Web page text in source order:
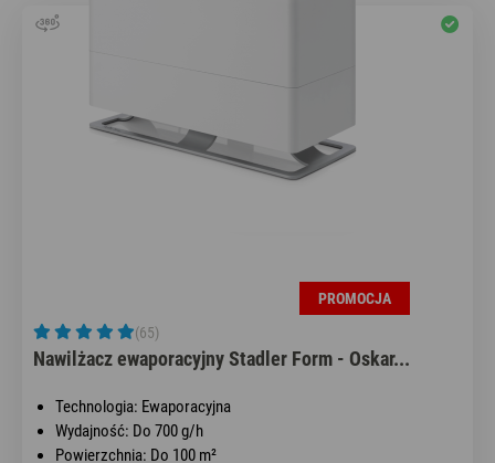
PROMOCJA
(65)
Nawilżacz ewaporacyjny Stadler Form - Oskar...
Technologia: Ewaporacyjna
Wydajność: Do 700 g/h
Powierzchnia: Do 100 m²